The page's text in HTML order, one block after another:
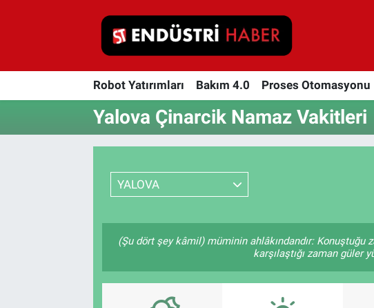
Robot Yatırımları Bakım 4.0 Proses Otomasyonu
Yalova Çinarcik Namaz Vakitleri
YALOVA
(Şu dört şey kâmil) müminin ahlâkındandır:
karşılaştığı zaman güler
Robot Yatırımları
Proses Otomasyonu